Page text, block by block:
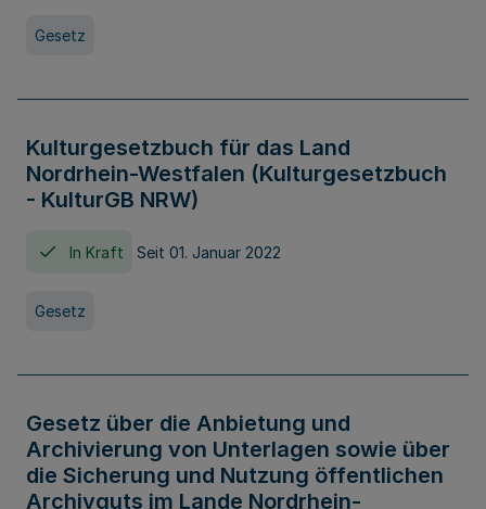
Gesetz
Kulturgesetzbuch für das Land
Nordrhein-Westfalen (Kulturgesetzbuch
- KulturGB NRW)
In Kraft Seit 01. Januar 2022
Gesetz
Gesetz über die Anbietung und
Archivierung von Unterlagen sowie über
die Sicherung und Nutzung öffentlichen
Archivguts im Lande Nordrhein-